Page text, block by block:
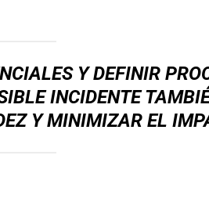
Y DEFINIR
INCIDENTE
Y MINIMIZAR EL